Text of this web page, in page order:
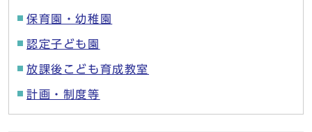
保育園・幼稚園
認定子ども園
放課後こども育成教室
計画・制度等